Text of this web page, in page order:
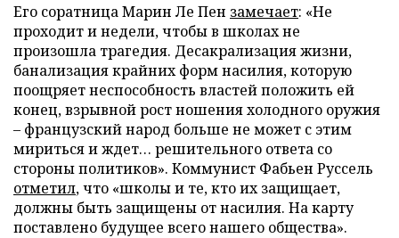
Его соратница Марин Ле Пен замечает: «Не
проходит и недели, чтобы в школах не
произошла трагедия. Десакрализация жизни,
банализация крайних форм насилия, которую
поощряет неспособность властей положить ей
конец, взрывной рост ношения холодного оружия
– французский народ больше не может с этим
мириться и ждет… решительного ответа со
стороны политиков». Коммунист Фабьен Руссель
отметил, что «школы и те, кто их защищает,
должны быть защищены от насилия. На карту
поставлено будущее всего нашего общества».